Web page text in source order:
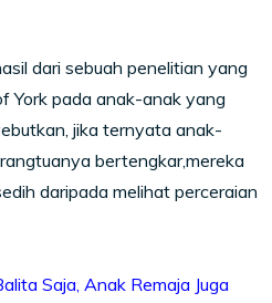
dari sebuah penelitian yang
York pada anak-anak yang
jika ternyata anak-
bertengkar,mereka
daripada melihat perceraian
Saja, Anak Remaja Juga